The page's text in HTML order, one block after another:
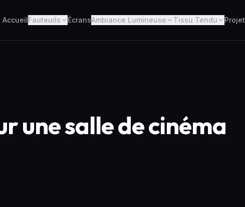
AccueilFauteuils ÉcransAmbiance Lumineuse Tissu Tendu Projet
une salle de cinéma